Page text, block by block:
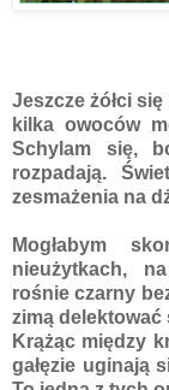
Jeszcze żółci
kilka owoców
Schylam się,
rozpadają.
zesmażenia na
Mogłabym
nieużytkach,
rośnie czarny
zimą delektować
Krążąc między
gałęzie uginają